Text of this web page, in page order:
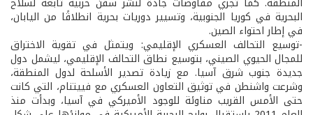
البحرية في كوريا الجنوبية، وتسيير دوريات بحرية انطلاقًا من اليابان،
في إطار احتواء الصين.
-توسيع التحالف العسكري الإقليمي: ويتمثل في تقوية الاختراق
للمجال الحيوي الصيني، بتوسيع نطاق التحالف الإقليمي، ليشمل دول
جديدة جنوب شرق آسيا. مع زيادة تصدير الأسلحة لدول المنطقة،
وشرعت واشنطن في توثيق التعاون العسكري مع فييتنام، التي كانت
حتى الأمس القريب مناوئة للوجود الأميركي في آسيا، وبدأت منذ